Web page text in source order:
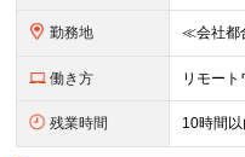
勤務地
働き方 リモート
残業時間 10時間以